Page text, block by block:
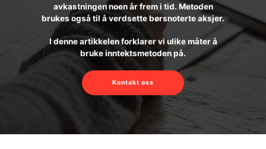
avkastningen noen år frem i tid. Metoden
brukes også til å verdsette børsnoterte aksjer.
I denne artikkelen forklarer vi ulike måter å
bruke inntektsmetoden på.
Kontakt oss